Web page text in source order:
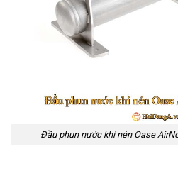
Đầu phun nước khí nén Oase